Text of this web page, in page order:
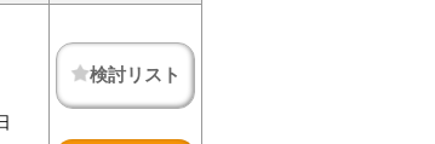
検討リスト